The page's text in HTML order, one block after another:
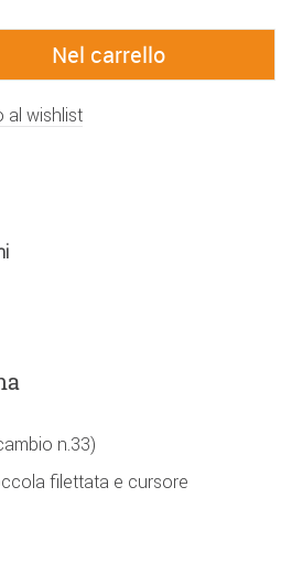
al wishlist
n.33)
filettata e cursore